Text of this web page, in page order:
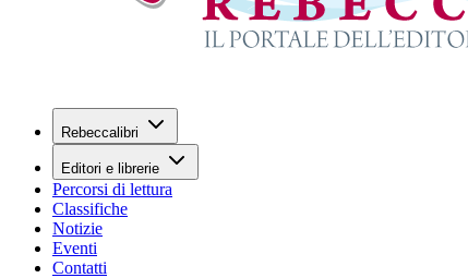
Rebeccalibri
Editori e librerie
Percorsi di lettura
Classifiche
Notizie
Eventi
Contatti